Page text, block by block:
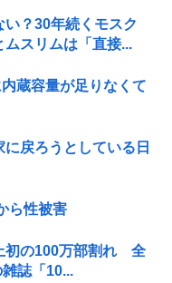
い？30年続くモスク
スリムは「直接...
蔵容量が足りなくて
戻ろうとしている日
ら性被害
初の100万部割れ 全
誌「10...